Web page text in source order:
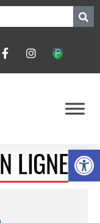
Ouvrir
LIGNE